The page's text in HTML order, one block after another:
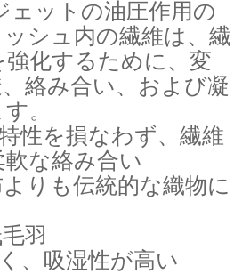
ェットの油圧作用の
ッシュ内の繊維は、繊
化するために、変
絡み合い、および凝
。
性を損なわず、繊維
な絡み合い
りも伝統的な織物に
羽
、吸湿性が高い